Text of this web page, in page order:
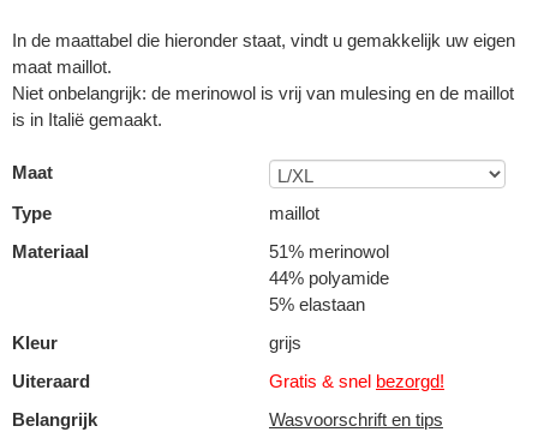
In de maattabel die hieronder staat, vindt u gemakkelijk uw eigen
maat maillot.
Niet onbelangrijk: de merinowol is vrij van mulesing en de maillot
is in Italië gemaakt.
Maat
Type
maillot
Materiaal
51% merinowol
44% polyamide
5% elastaan
Kleur
grijs
Uiteraard
Gratis & snel bezorgd!
Belangrijk
Wasvoorschrift en tips